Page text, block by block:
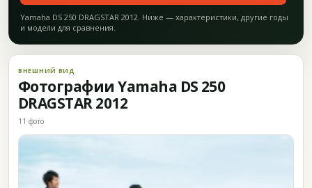
Yamaha DS 250 DRAGSTAR 2012. Ниже — характеристики, другие годы
и модели для сравнения.
ВНЕШНИЙ ВИД
Фотографии Yamaha DS 250
DRAGSTAR 2012
11 фото